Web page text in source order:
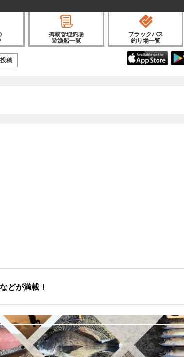
掲載管理釣場
遊漁船一覧
ブラックバス
釣り場一覧
稿
どが満載！